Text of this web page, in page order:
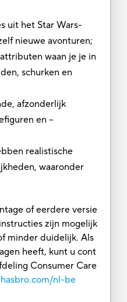
uit het Star Wars-
nieuwe avonturen;
waan je je in
schurken en
afzonderlijk
en –
realistische
waaronder
of eerdere versie
zijn mogelijk
minder duidelijk. Als
heeft, kunt u cont
Consumer Care
nl-be